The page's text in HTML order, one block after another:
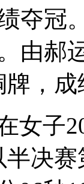
夺冠
由郝
，成
子
决